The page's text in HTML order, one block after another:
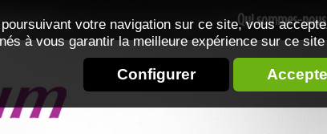
votre navigation sur ce site, vous
à vous garantir la meilleure expérience sur ce
Configurer
Qui sommes-